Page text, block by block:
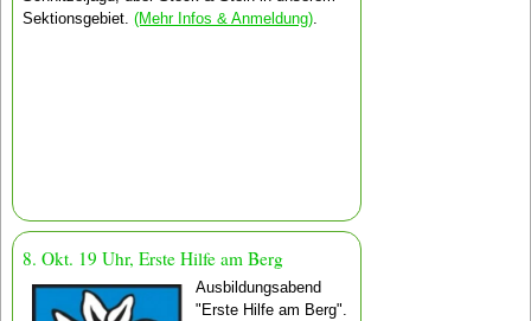
Sektionsgebiet. (Mehr Infos & Anmeldung).
8. Okt. 19 Uhr, Erste Hilfe am Berg
Ausbildungsabend
"Erste Hilfe am Berg".